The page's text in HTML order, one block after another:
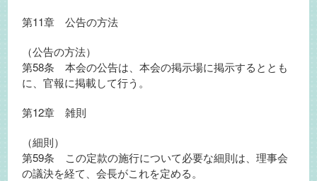
第11章 公告の方法
（公告の方法）
第58条 本会の公告は、本会の掲示場に掲示するととも
に、官報に掲載して行う。
第12章 雑則
（細則）
第59条 この定款の施行について必要な細則は、理事会
の議決を経て、会長がこれを定める。